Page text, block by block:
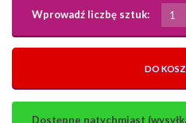
Wprowadź liczbę sztuk:
DO
Dostępne natychmiast